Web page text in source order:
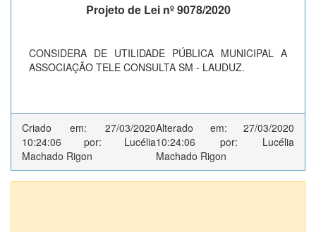
Projeto de Lei nº 9078/2020
CONSIDERA DE UTILIDADE PÚBLICA MUNICIPAL A
ASSOCIAÇÃO TELE CONSULTA SM - LAUDUZ.
Criado em: 27/03/2020
10:24:06 por: Lucélia
Machado Rigon
Alterado em: 27/03/2020
10:24:06 por: Lucélia
Machado Rigon